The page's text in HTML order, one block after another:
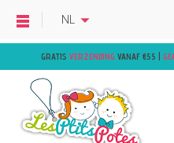
GRATIS VERZENDING VANAF €55 |
NL